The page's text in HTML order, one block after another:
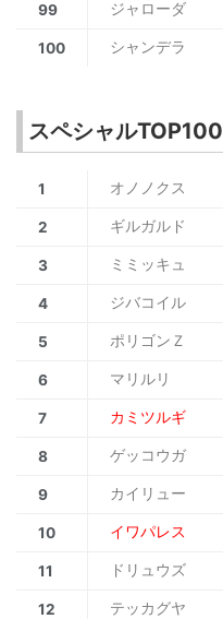
99 ジャローダ
100 シャンデラ
スペシャルTOP100
1 オノノクス
2 ギルガルド
3 ミミッキュ
4 ジバコイル
5 ポリゴンＺ
6 マリルリ
7 カミツルギ
8 ゲッコウガ
9 カイリュー
10 イワパレス
11 ドリュウズ
12 テッカグヤ